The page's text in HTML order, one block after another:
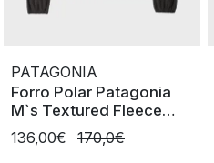
PATAGONIA
Forro Polar Patagonia
M`s Textured Fleece
Hoody
136,00€ 170,0€